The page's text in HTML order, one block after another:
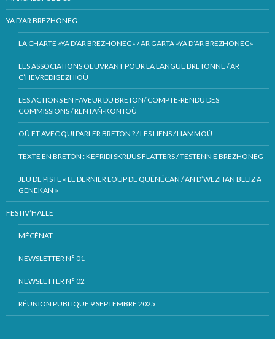
YA D’AR BREZHONEG
LA CHARTE «YA D’AR BREZHONEG» / AR GARTA «YA D’AR BREZHONEG»
LES ASSOCIATIONS OEUVRANT POUR LA LANGUE BRETONNE / AR
C’HEVREDIGEZHIOÙ
LES ACTIONS EN FAVEUR DU BRETON/ COMPTE-RENDU DES
COMMISSIONS / RENTAÑ-KONTOÙ
OÙ ET AVEC QUI PARLER BRETON ? / LES LIENS / LIAMMOÙ
TEXTE EN BRETON : KEFRIDI SKRIJUS FLATTERS / TESTENN E BREZHONEG
JEU DE PISTE « LE DERNIER LOUP DE QUÉNÉCAN / AN D’WEZHAÑ BLEIZ A
GENEKAN »
FESTIV’HALLE
MÉCÉNAT
NEWSLETTER N° 01
NEWSLETTER N° 02
RÉUNION PUBLIQUE 9 SEPTEMBRE 2025